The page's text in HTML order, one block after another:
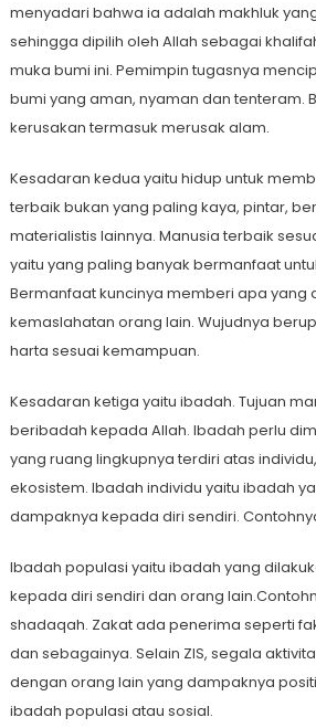
menyadari bahwa ia adalah makhluk
sehingga dipilih oleh Allah sebagai
muka bumi ini. Pemimpin tugasnya
bumi yang aman, nyaman dan tenteram.
kerusakan termasuk merusak alam.
Kesadaran kedua yaitu hidup untuk
terbaik bukan yang paling kaya, pintar,
materialistis lainnya. Manusia terbaik
yaitu yang paling banyak bermanfaat
Bermanfaat kuncinya memberi apa yang
kemaslahatan orang lain. Wujudnya
harta sesuai kemampuan.
Kesadaran ketiga yaitu ibadah. Tujuan
beribadah kepada Allah. Ibadah perlu
yang ruang lingkupnya terdiri atas
ekosistem. Ibadah individu yaitu ibadah
dampaknya kepada diri sendiri.
Ibadah populasi yaitu ibadah yang
kepada diri sendiri dan orang
shadaqah. Zakat ada penerima seperti
dan sebagainya. Selain ZIS, segala
dengan orang lain yang dampaknya
ibadah populasi atau sosial.